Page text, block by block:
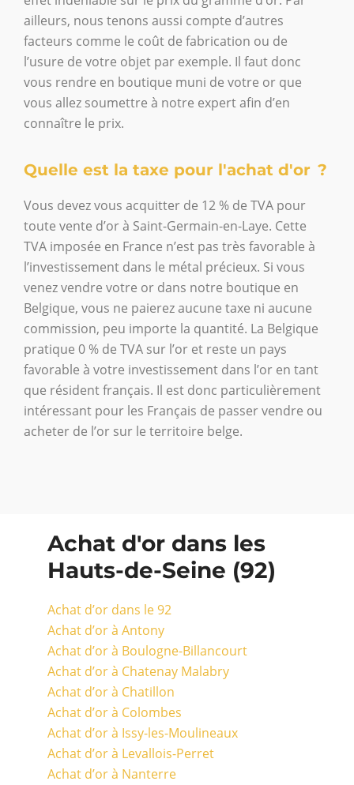
ailleurs, nous tenons aussi compte d’autres
facteurs comme le coût de fabrication ou de
l’usure de votre objet par exemple. Il faut donc
vous rendre en boutique muni de votre or que
vous allez soumettre à notre expert afin d’en
connaître le prix.
Quelle est la taxe pour l'achat d'or ?
Vous devez vous acquitter de 12 % de TVA pour
toute vente d’or à Saint-Germain-en-Laye. Cette
TVA imposée en France n’est pas très favorable à
l’investissement dans le métal précieux. Si vous
venez vendre votre or dans notre boutique en
Belgique, vous ne paierez aucune taxe ni aucune
commission, peu importe la quantité. La Belgique
pratique 0 % de TVA sur l’or et reste un pays
favorable à votre investissement dans l’or en tant
que résident français. Il est donc particulièrement
intéressant pour les Français de passer vendre ou
acheter de l’or sur le territoire belge.
Achat d'or dans les
Hauts-de-Seine (92)
Achat d’or dans le 92
Achat d’or à Antony
Achat d’or à Boulogne-Billancourt
Achat d’or à Chatenay Malabry
Achat d’or à Chatillon
Achat d’or à Colombes
Achat d’or à Issy-les-Moulineaux
Achat d’or à Levallois-Perret
Achat d’or à Nanterre